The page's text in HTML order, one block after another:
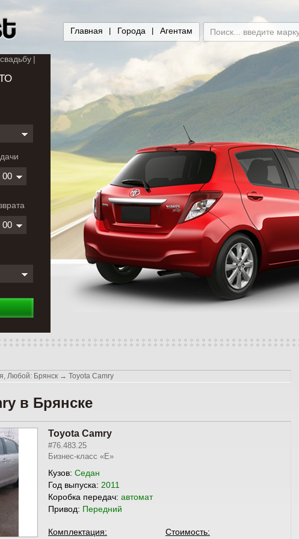
Главная Города Агентам
00
00
Любой: Брянск → Toyota Camry
в Брянске
Toyota Camry
#76.483.25
Бизнес-класс «E»
Кузов: Седан
Год выпуска: 2011
Коробка передач: автомат
Привод: Передний
Комплектация: Стоимость: